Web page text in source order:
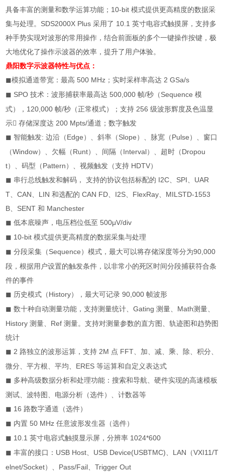
具备丰富的测量和数学运算功能； 10-bit模式提供更高精度的数据采
集与处理。 SDS2000X Plus采用了 10.1英寸电容式触摸屏，支持多
种手势实现对波形的常用操作，结合前面板的多个一键操作按键，极
大地优化了操作示波器的效率，提升了用户体验。
鼎阳数字示波器特性与优点：
◼模拟通道带宽：最高 500 MHz ；实时采样率高达 2 GSa/s
◼ SPO技术：波形捕获率最高达 500,000帧/秒（Sequence模
式）， 120,000帧/秒（正常模式）；支持 256级波形辉度及色温显
示存储深度达 200 Mpts/通道；数字触发
◼ 智能触发:边沿（Edge）、斜率（Slope）、脉宽（Pulse）、窗口
（Window）、欠幅（Runt）、间隔（Interval）、超时（Dropou
t）、码型（Pattern）、视频触发（支持 HDTV）
◼ 串行总线触发和解码， 支持的协议包括标配的 I2C SPI
UAR
T 、CAN LIN和选配的 CAN FD I2S FlexRay
MILSTD-1553
B
SENT和 Manchester
◼ 低本底噪声，电压档位低至 500μV/div
◼ 10-bit模式提供更高精度的数据采集与处理
◼ 分段采集（Sequence）模式，最大可以将存储深度等分为90,000
段，根据用户设置的触发条件，以非常小的死区时间分段捕获符合条
件的事件
◼ 历史模式（History），最大可记录 90,000帧波形
◼ 数十种自动测量功能，支持测量统计、Gating测量、 Math测量、
History测量、 Ref测量。支持对测量参数的直方图、轨迹图和趋势图
统计
◼ 2 路独立的波形运算，支持 2M 点 FFT 、加、减、乘、除、积分、
微分、平方根、平均、 ERES等运算和自定义表达式
◼ 多种高级数据分析和处理功能：搜索和导航、硬件实现的高速模板
测试、波特图、电源分析（选件）、计数器等
◼ 16 路数字通道（选件）
◼ 内置 50 MHz任意波形发生器（选件）
◼ 10.1英寸电容式触摸显示屏，分辨率 1024*600
◼ 丰富的接口： USB Host USB Device(USBTMC) LAN （VXI11/T
elnet/Socket）、 Pass/Fail 、Trigger Out